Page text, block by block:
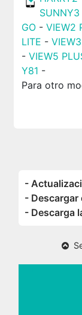
SUNNY3
GO- VIEW2
LITE -
- VIEW5
Y81 -
Para otro
-
- Descargar
- Descarga